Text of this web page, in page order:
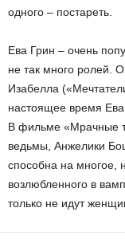
одного – постареть.
Ева Грин – очень
не так много ролей.
Изабелла
настоящее время Ева
В фильме «Мрачные
ведьмы, Анжелики
способна на многое,
возлюбленного в
только не идут